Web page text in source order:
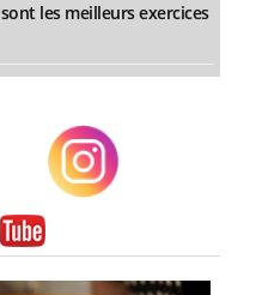
les meilleurs exercices